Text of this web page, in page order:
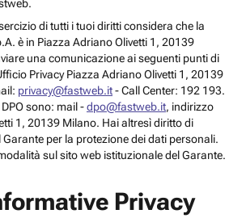
di tutti i tuoi diritti considera che la
è in Piazza Adriano Olivetti 1, 20139
una comunicazione ai seguenti punti di
Privacy Piazza Adriano Olivetti 1, 20139
privacy@fastweb.it- Call Center: 192 193.
sono: mail -dpo@fastweb.it, indirizzo
1, 20139 Milano. Hai altresì diritto di
per la protezione dei dati personali.
sul sito web istituzionale del Garante.
Privacy